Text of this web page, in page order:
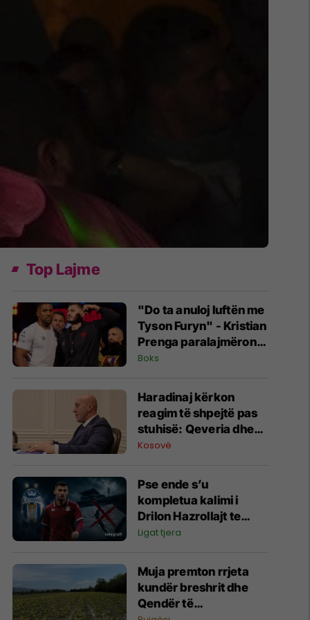
Top Lajme
"Do ta anuloj luftën me
Tyson Furyn" - Kristian
Prenga paralajmëron
Anthony Joshuan
Boks
Haradinaj kërkon
reagim të shpejtë pas
stuhisë: Qeveria dhe
komunat të
Kosovë
Pse ende s’u
kompletua kalimi i
Drilon Hazrollajt te
Tirana?
Ligat tjera
Muja premton rrjeta
kundër breshrit dhe
Qendër të